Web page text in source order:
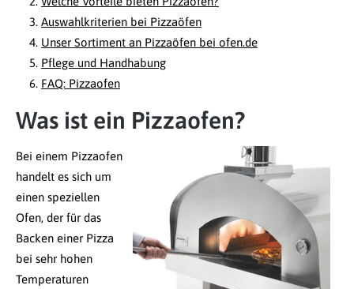
Auswahlkriterien bei Pizzaöfen
Unser Sortiment an Pizzaöfen bei ofen.de
Pflege und Handhabung
FAQ: Pizzaofen
Was ist ein Pizzaofen?
Bei einem Pizzaofen
handelt es sich um
einen speziellen
Ofen, der für das
Backen einer Pizza
bei sehr hohen
Temperaturen